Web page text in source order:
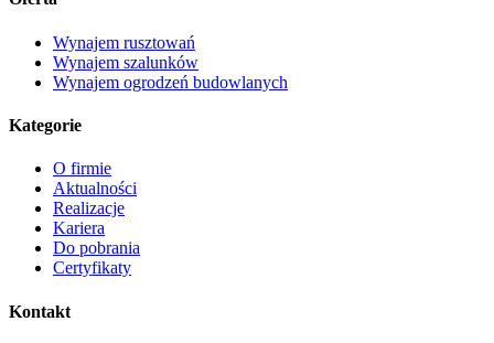
Wynajem rusztowań
Wynajem szalunków
Wynajem ogrodzeń budowlanych
Kategorie
O firmie
Aktualności
Realizacje
Kariera
Do pobrania
Certyfikaty
Kontakt